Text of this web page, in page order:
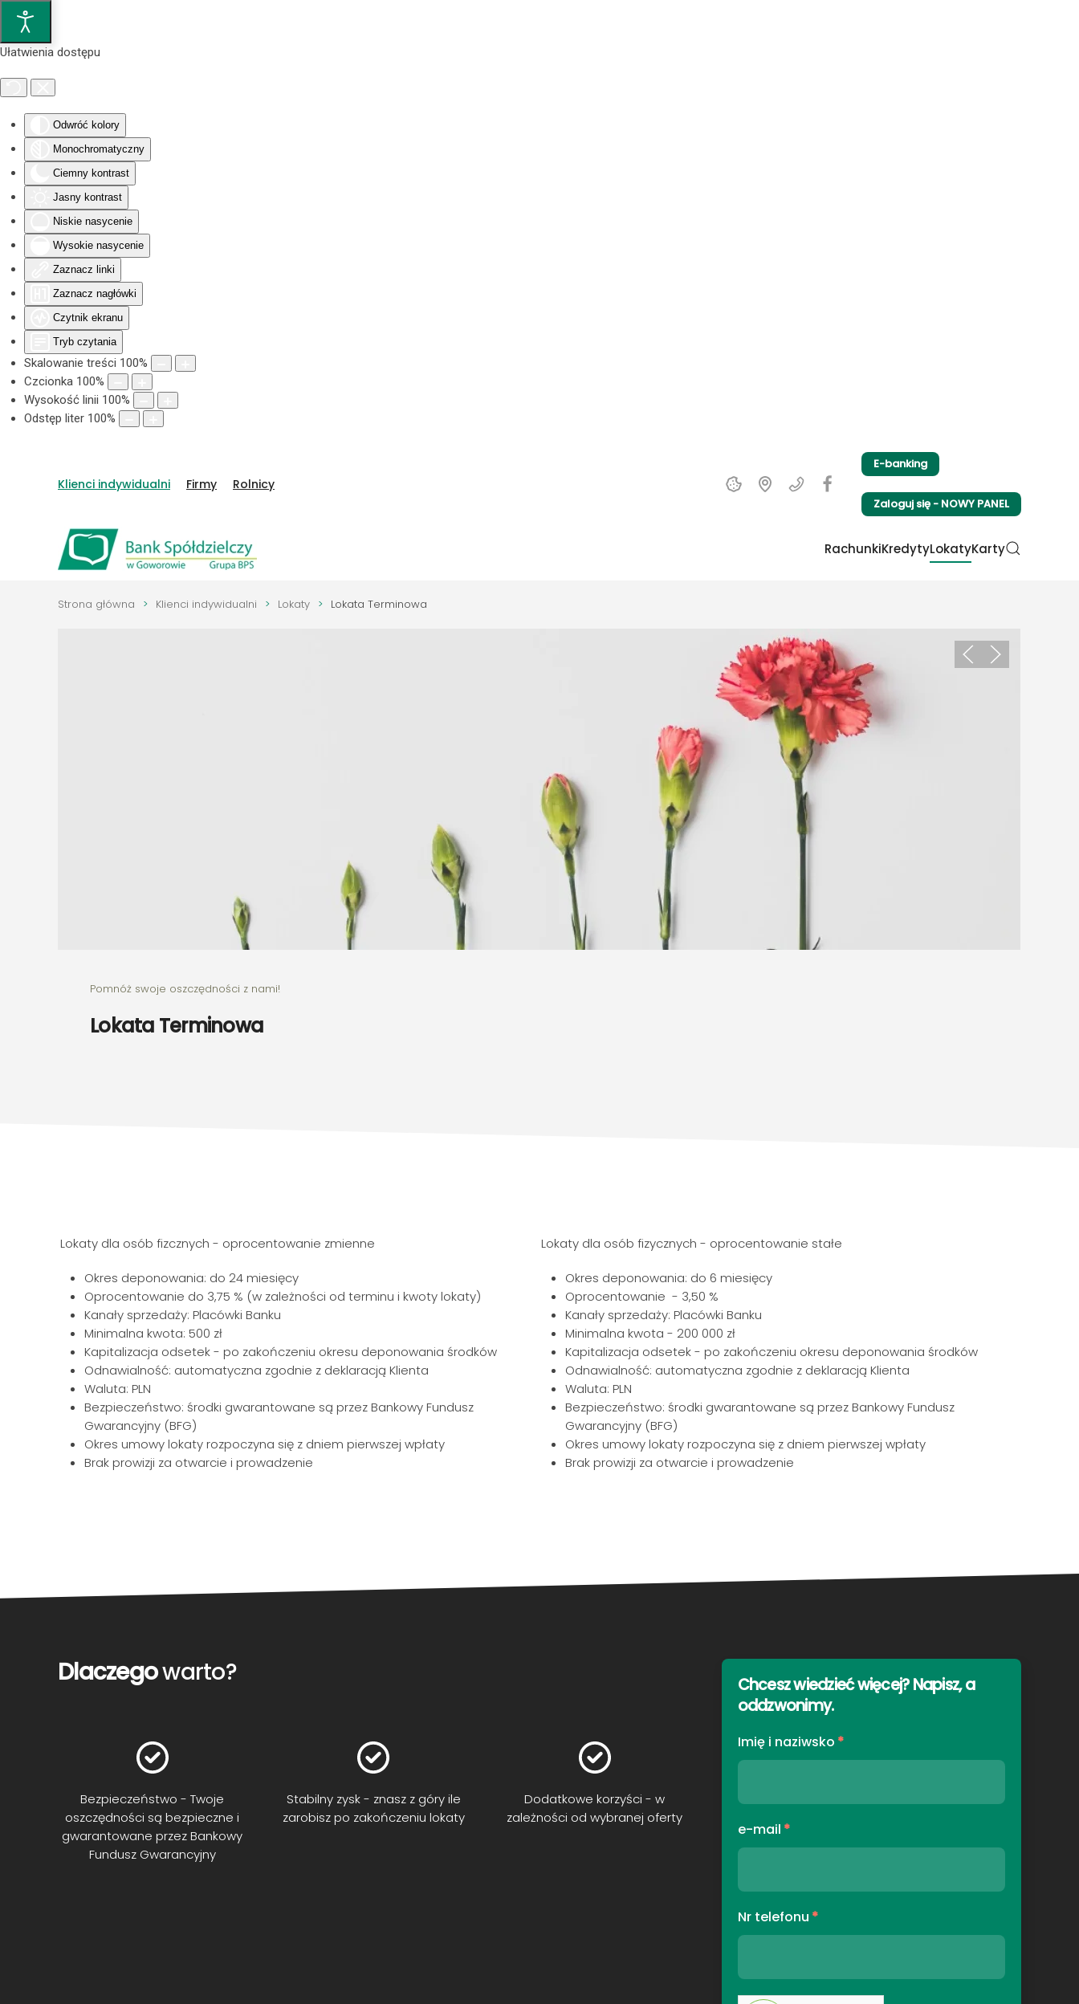
Ułatwienia dostępu
Odwróć kolory
Monochromatyczny
Ciemny kontrast
Jasny kontrast
Niskie nasycenie
Wysokie nasycenie
Zaznacz linki
Zaznacz nagłówki
Czytnik ekranu
Tryb czytania
Skalowanie treści 100%
Czcionka 100%
Wysokość linii 100%
Odstęp liter 100%
Przejdź do głównej treści
Klienci indywidualni Firmy Rolnicy
E-banking
Zaloguj się - NOWY PANEL
RachunkiKredytyLokatyKarty
Strona główna Klienci indywidualni Lokaty Lokata Terminowa
Pomnóż swoje oszczędności z nami!
Lokata Terminowa
Lokaty dla osób fizcznych - oprocentowanie zmienne
Okres deponowania: do 24 miesięcy
Oprocentowanie do 3,75 % (w zależności od terminu i kwoty lokaty)
Kanały sprzedaży: Placówki Banku
Minimalna kwota: 500 zł
Kapitalizacja odsetek - po zakończeniu okresu deponowania środków
Odnawialność: automatyczna zgodnie z deklaracją Klienta
Waluta: PLN
Bezpieczeństwo: środki gwarantowane są przez Bankowy Fundusz
Gwarancyjny (BFG)
Okres umowy lokaty rozpoczyna się z dniem pierwszej wpłaty
Brak prowizji za otwarcie i prowadzenie
Lokaty dla osób fizycznych - oprocentowanie stałe
Okres deponowania: do 6 miesięcy
Oprocentowanie - 3,50 %
Kanały sprzedaży: Placówki Banku
Minimalna kwota - 200 000 zł
Kapitalizacja odsetek - po zakończeniu okresu deponowania środków
Odnawialność: automatyczna zgodnie z deklaracją Klienta
Waluta: PLN
Bezpieczeństwo: środki gwarantowane są przez Bankowy Fundusz
Gwarancyjny (BFG)
Okres umowy lokaty rozpoczyna się z dniem pierwszej wpłaty
Brak prowizji za otwarcie i prowadzenie
Dlaczegowarto?
Bezpieczeństwo - Twoje
oszczędności są bezpieczne i
gwarantowane przez Bankowy
Fundusz Gwarancyjny
Stabilny zysk - znasz z góry ile
zarobisz po zakończeniu lokaty
Dodatkowe korzyści - w
zależności od wybranej oferty
Chcesz wiedzieć więcej? Napisz, a
oddzwonimy.
Imię i naziwsko *
e-mail *
Nr telefonu *